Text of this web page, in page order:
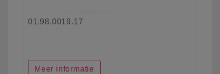
01.98.0019.17
Meer informatie